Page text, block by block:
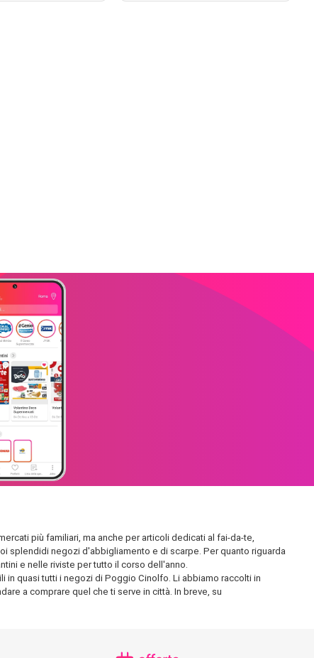
più familiari, ma anche per articoli dedicati al fai-da-te,
splendidi negozi d'abbigliamento e di scarpe. Per quanto riguarda
e nelle riviste per tutto il corso dell'anno.
quasi tutti i negozi di Poggio Cinolfo. Li abbiamo raccolti in
a comprare quel che ti serve in città. In breve, su